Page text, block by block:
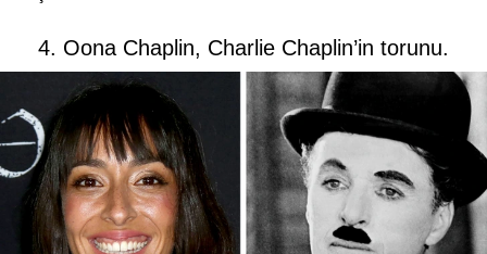
4. Oona Chaplin, Charlie Chaplin’in torunu.